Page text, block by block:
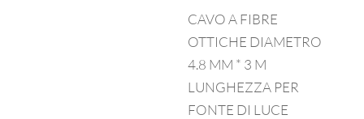
CAVO A FIBRE
OTTICHE DIAMETRO
4.8 MM * 3 M
LUNGHEZZA PER
FONTE DI LUCE